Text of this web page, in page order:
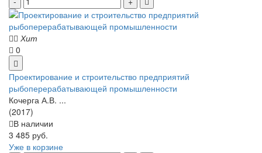
Хит
0
Проектирование и строительство предприятий
рыбоперерабатывающей промышленности
Кочерга А.В. ...
(2017)
В наличии
3 485 руб.
Уже в корзине